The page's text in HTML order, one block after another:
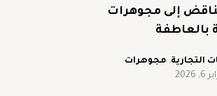
إلى مجوهرات
بالعاطفة
,مجوهرات